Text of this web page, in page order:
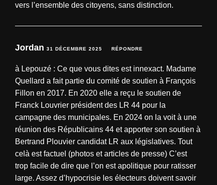
vers l’ensemble des citoyens, sans distinction.
Jordan31 DÉCEMBRE 2025 RÉPONDRE
à Lepouzé : Ce que vous dites est innexact. Madame
Quellard a fait partie du comité de soutien à François
Fillon en 2017. En 2020 elle a reçu le soutien de
Franck Louvrier président des LR 44 pour la
campagne des municipales. En 2024 on la voit à une
réunion des Républicains 44 et apporter son soutien à
Bertrand Plouvier candidat LR aux législatives. Tout
celà est factuel (photos et articles de presse) C’est
trop facile de dire que l’on est apolitique pour ratisser
large. Assez d’hypocrisie les électeurs doivent savoir